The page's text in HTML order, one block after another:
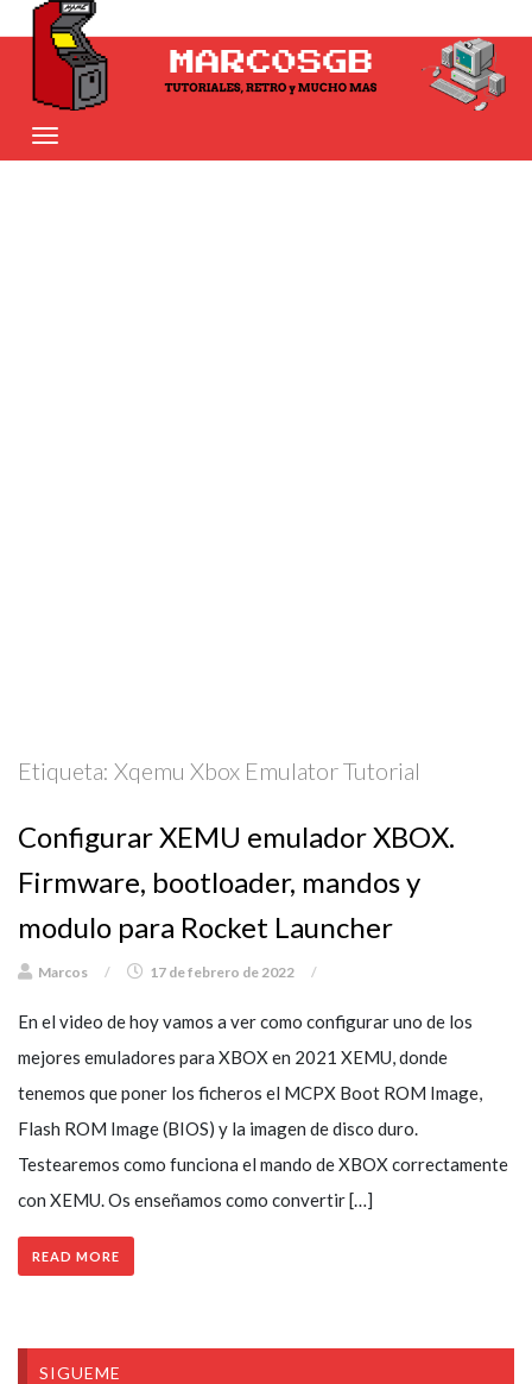
Etiqueta: Xqemu Xbox Emulator Tutorial
Configurar XEMU emulador XBOX.
Firmware, bootloader, mandos y
modulo para Rocket Launcher
Marcos / 17 de febrero de 2022 /
En el video de hoy vamos a ver como configurar uno de los
mejores emuladores para XBOX en 2021 XEMU, donde
tenemos que poner los ficheros el MCPX Boot ROM Image,
Flash ROM Image (BIOS) y la imagen de disco duro.
Testearemos como funciona el mando de XBOX correctamente
con XEMU. Os enseñamos como convertir […]
READ MORE
SIGUEME